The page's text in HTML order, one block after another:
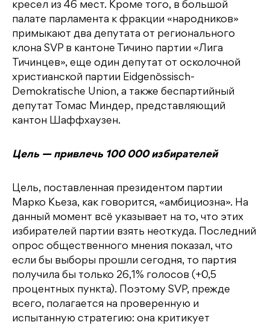
кресел из 46 мест. Кроме того, в большой
палате парламента к фракции «народников»
примыкают два депутата от регионального
клона SVP в кантоне Тичино партии «Лига
Тичинцев», еще один депутат от осколочной
христианской партии Eidgenössisch-
Demokratische Union, а также беспартийный
депутат Томас Миндер, представляющий
кантон Шаффхаузен.
Цель — привлечь 100 000 избирателей
Цель, поставленная президентом партии
Марко Кьеза, как говорится, «амбициозна». На
данный момент всё указывает на то, что этих
избирателей партии взять неоткуда. Последний
опрос общественного мнения показал, что
если бы выборы прошли сегодня, то партия
получила бы только 26,1% голосов (+0,5
процентных пункта). Поэтому SVP, прежде
всего, полагается на проверенную и
испытанную стратегию: она критикует